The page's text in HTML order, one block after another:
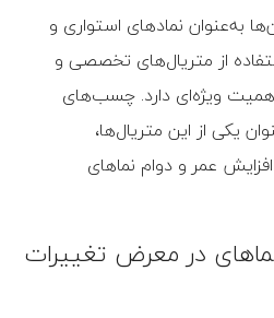
به‌عنوان نمادهای استواری و
از متریال‌های تخصصی و
ویژه‌ای دارد. چسب‌های
یکی از این متریال‌ها،
عمر و دوام نماهای
نماهای در معرض تغییرات